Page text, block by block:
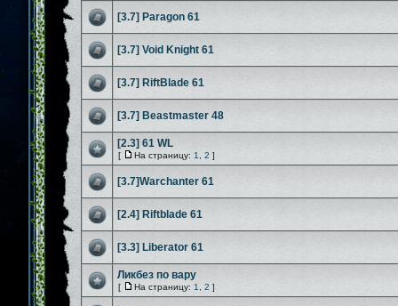
[3.7] Paragon 61
[3.7] Void Knight 61
[3.7] RiftBlade 61
[3.7] Beastmaster 48
[2.3] 61 WL
[ На страницу: 1 2 ]
[3.7]Warchanter 61
[2.4] Riftblade 61
[3.3] Liberator 61
Ликбез по вару
[ На страницу: 1 2 ]